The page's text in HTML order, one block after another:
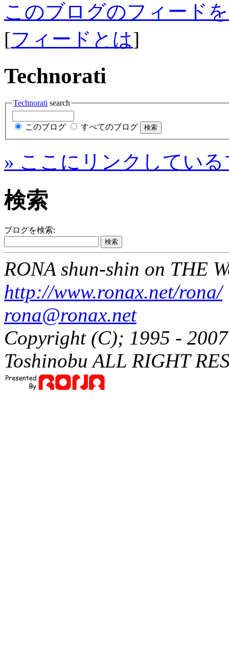
このブログのフィード
[フィードとは]
Technorati
Technorati search
このブログ すべてのブログ
» ここにリンクしてい
検索
ブログを検索:
RONA shun-shin on THE
http://www.ronax.net/rona/
rona@ronax.net
Copyright (C); 1995 -
Toshinobu ALL RIGHT